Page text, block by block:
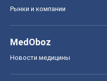
Рынки и компании
MedOboz
Новости медицины